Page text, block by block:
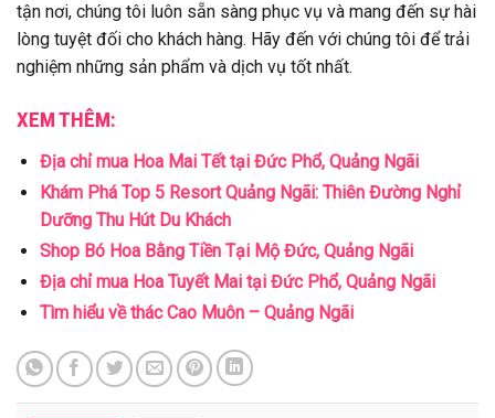
tận nơi, chúng tôi luôn sẵn sàng phục vụ và mang đến sự hài
lòng tuyệt đối cho khách hàng. Hãy đến với chúng tôi để trải
nghiệm những sản phẩm và dịch vụ tốt nhất.
XEM THÊM:
Địa chỉ mua Hoa Mai Tết tại Đức Phổ, Quảng Ngãi
Khám Phá Top 5 Resort Quảng Ngãi: Thiên Đường Nghỉ
Dưỡng Thu Hút Du Khách
Shop Bó Hoa Bằng Tiền Tại Mộ Đức, Quảng Ngãi
Địa chỉ mua Hoa Tuyết Mai tại Đức Phổ, Quảng Ngãi
Tìm hiểu về thác Cao Muôn – Quảng Ngãi